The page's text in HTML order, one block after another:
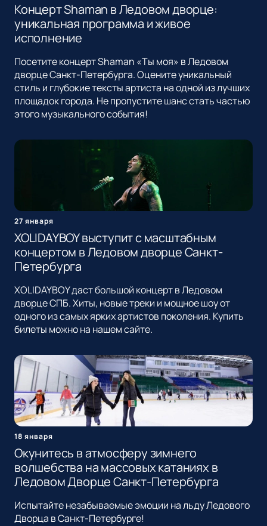
Концерт Shaman в Ледовом дворце:
уникальная программа и живое
исполнение
Посетите концерт Shaman «Ты моя» в Ледовом
дворце Санкт-Петербурга. Оцените уникальный
стиль и глубокие тексты артиста на одной из лучших
площадок города. Не пропустите шанс стать частью
этого музыкального события!
27 января
XOLIDAYBOY выступит с масштабным
концертом в Ледовом дворце Санкт-
Петербурга
XOLIDAYBOY даст большой концерт в Ледовом
дворце СПБ. Хиты, новые треки и мощное шоу от
одного из самых ярких артистов поколения. Купить
билеты можно на нашем сайте.
18 января
Окунитесь в атмосферу зимнего
волшебства на массовых катаниях в
Ледовом Дворце Санкт-Петербурга
Испытайте незабываемые эмоции на льду Ледового
Дворца в Санкт-Петербурге!